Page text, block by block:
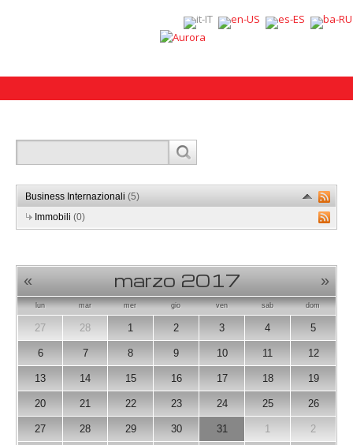
Business Internazionali (5)
Immobili (0)
« marzo 2017 »
lun mar mer gio ven sab dom
27 28 1 2 3 4 5
6 7 8 9 10 11 12
13 14 15 16 17 18 19
20 21 22 23 24 25 26
27 28 29 30 31 1 2